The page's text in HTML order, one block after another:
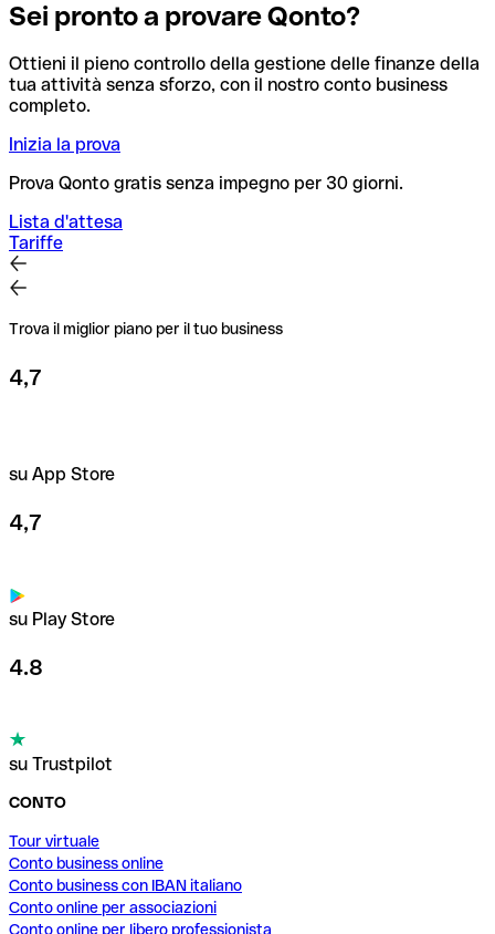
Sei pronto a provare Qonto?
Ottieni il pieno controllo della gestione delle finanze della
tua attività senza sforzo, con il nostro conto business
completo.
Inizia la prova
Prova Qonto gratis senza impegno per 30 giorni.
Lista d'attesa
Tariffe
Trova il miglior piano per il tuo business
4,7
su App Store
4,7
su Play Store
4.8
su Trustpilot
CONTO
Tour virtuale
Conto business online
Conto business con IBAN italiano
Conto online per associazioni
Conto online per libero professionista